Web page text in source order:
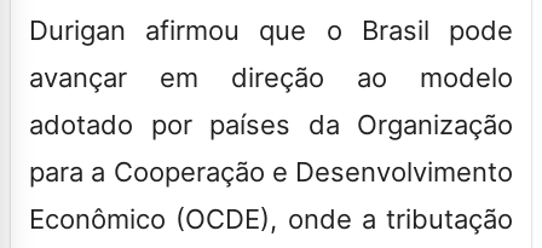
Durigan afirmou que o Brasil pode
avançar em direção ao modelo
adotado por países da Organização
para a Cooperação e Desenvolvimento
Econômico (OCDE), onde a tributação